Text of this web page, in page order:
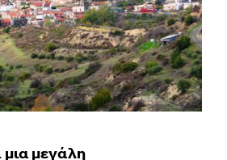
μια μεγάλη